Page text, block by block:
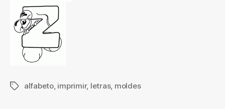
Etiquetas
alfabeto, imprimir, letras, moldes